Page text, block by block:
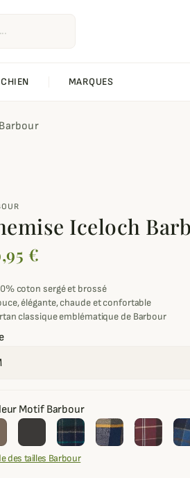
CHIEN MARQUES
Iceloch
€
coton sergé et brossé
élégante, chaude et confortable
classique emblématique de Barbour
Motif Barbour
des tailles Barbour